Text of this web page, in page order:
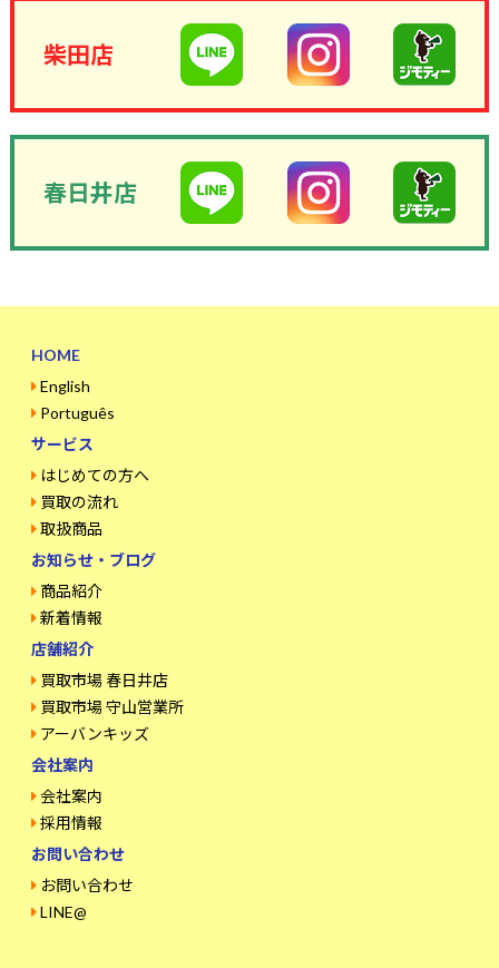
柴田店
春日井店
HOME
English
Português
サービス
はじめての方へ
買取の流れ
取扱商品
お知らせ・ブログ
商品紹介
新着情報
店舗紹介
買取市場 春日井店
買取市場 守山営業所
アーバンキッズ
会社案内
会社案内
採用情報
お問い合わせ
お問い合わせ
LINE@